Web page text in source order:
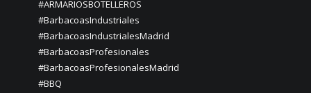
#ARMARIOSBOTELLEROS
#BarbacoasIndustriales
#BarbacoasIndustrialesMadrid
#BarbacoasProfesionales
#BarbacoasProfesionalesMadrid
#BBQ